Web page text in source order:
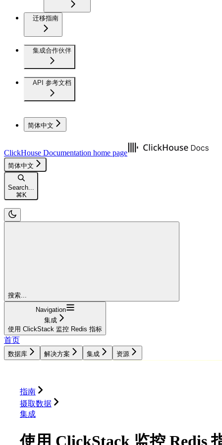
迁移指南
集成合作伙伴
API 参考文档
简体中文
ClickHouse Documentation home page
简体中文
Search...
⌘ K
搜索...
Navigation
集成
使用 ClickStack 监控 Redis 指标
首页
数据库 解决方案 集成 资源
指南
摄取数据
集成
使用 ClickStack 监控 Redis